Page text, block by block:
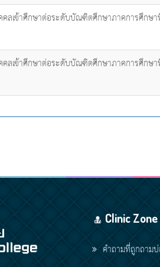
ลเข้าศึกษาต่อระดับบัณฑิตศึกษาภาคการศึกษ
ลเข้าศึกษาต่อระดับบัณฑิตศึกษาภาคการศึกษ
Clinic Zone
คำถามที่ถูกถาม